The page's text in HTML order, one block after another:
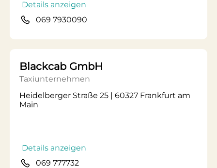
Details anzeigen
069 7930090
Blackcab GmbH
Taxiunternehmen
Heidelberger Straße 25 | 60327 Frankfurt am
Main
Details anzeigen
069 777732